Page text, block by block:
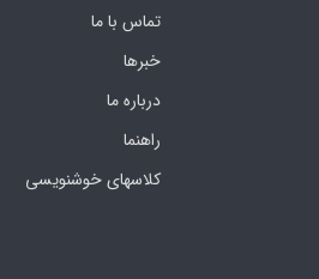
تماس با ما
خبرها
درباره ما
راهنما
کلاسهای خوشنویسی